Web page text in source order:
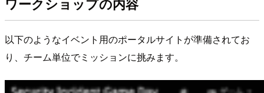
以下のようなイベント用のポータルサイトが準備されてお
り、チーム単位でミッションに挑みます。